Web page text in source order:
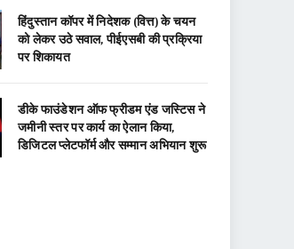
हिंदुस्तान कॉपर में निदेशक (वित्त) के चयन
को लेकर उठे सवाल, पीईएसबी की प्रक्रिया
पर शिकायत
डीके फाउंडेशन ऑफ फ्रीडम एंड जस्टिस ने
जमीनी स्तर पर कार्य का ऐलान किया,
डिजिटल प्लेटफॉर्म और सम्मान अभियान शुरू